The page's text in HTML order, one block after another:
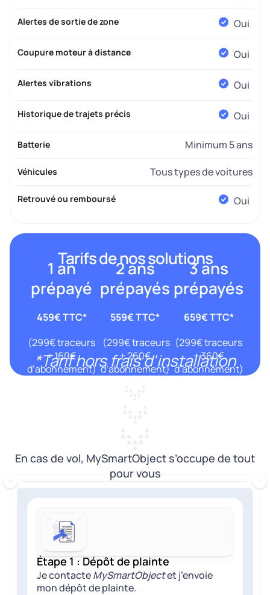
Alertes de sortie de zone Oui
Coupure moteur à distance Oui
Alertes vibrations Oui
Historique de trajets précis Oui
Batterie Minimum 5 ans
Véhicules Tous types de voitures
Retrouvé ou remboursé Oui
Tarifs de nos solutions
1 an
prépayé
459€ TTC*
(299€ traceurs
+ 160€
d’abonnement)
2 ans
prépayés
559€ TTC*
(299€ traceurs
+ 260€
d’abonnement)
3 ans
prépayés
659€ TTC*
(299€ traceurs
+ 360€
d’abonnement)
*Tarif hors frais d'installation
En cas de vol, MySmartObject s’occupe de tout
pour vous
Étape 1 : Dépôt de plainte
Je contacteMySmartObjectet j’envoie
mon dépôt de plainte.